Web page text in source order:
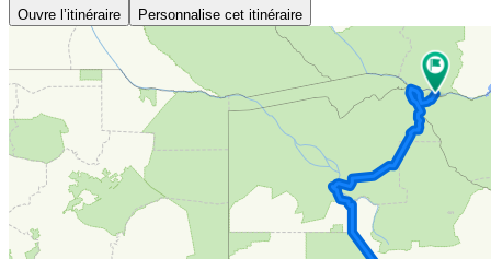
Ouvre l’itinéraire Personnalise cet itinéraire